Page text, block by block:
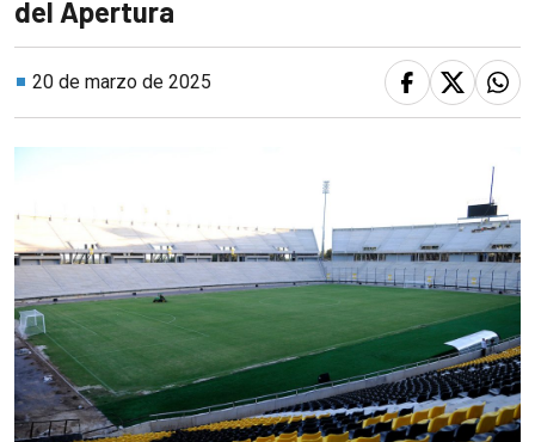
del Apertura
20 de marzo de 2025